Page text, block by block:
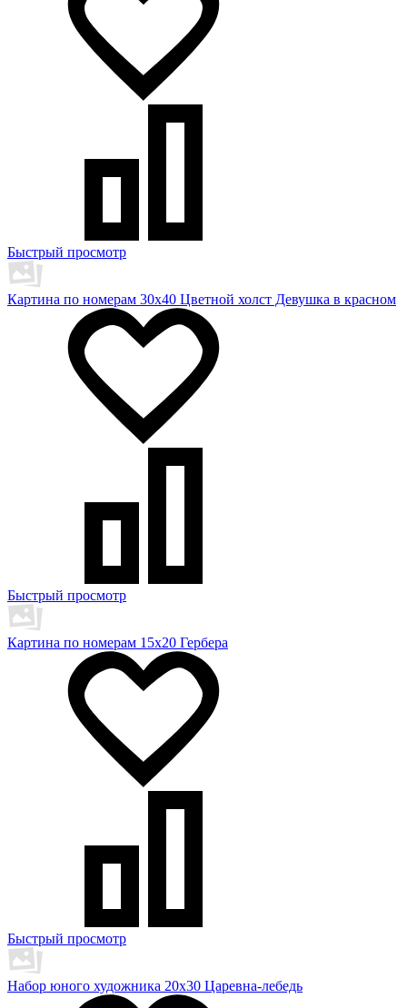
Быстрый просмотр
Картина по номерам 30х40 Цветной холст Девушка в красном
Быстрый просмотр
Картина по номерам 15х20 Гербера
Быстрый просмотр
Набор юного художника 20х30 Царевна-лебедь